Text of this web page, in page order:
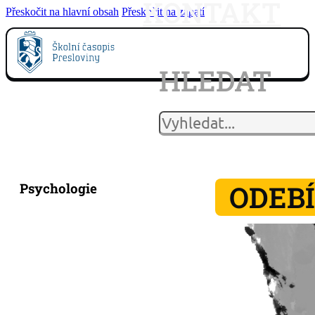
Přeskočit na hlavní obsah Přeskočit na zápatí
KONTAKT
HLEDAT
Psychologie